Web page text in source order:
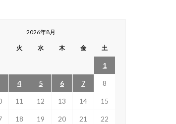
2026年8月
火 水 木 金 土
1
4 5 6 7 8
11 12 13 14 15
18 19 20 21 22